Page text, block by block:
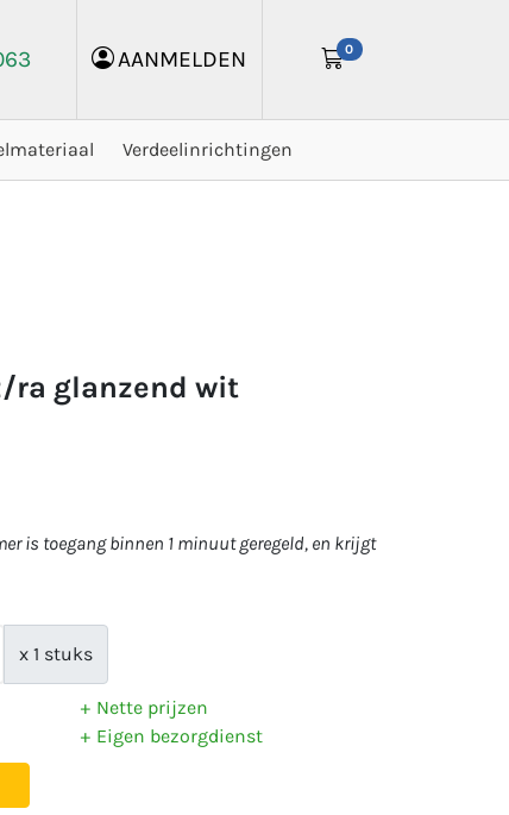
AANMELDEN 0
Verdeelinrichtingen
ra glanzend wit
is toegang binnen 1 minuut geregeld, en krijgt
x 1 stuks
Nette prijzen
Eigen bezorgdienst